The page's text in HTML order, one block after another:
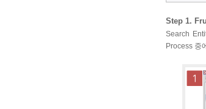
Step 1.
Search
Process 중